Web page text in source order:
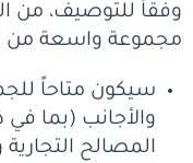
وفقاً للتوصيف، من
مجموعة واسعة من
سيكون متاحاً
والأجانب (بما في
المصالح